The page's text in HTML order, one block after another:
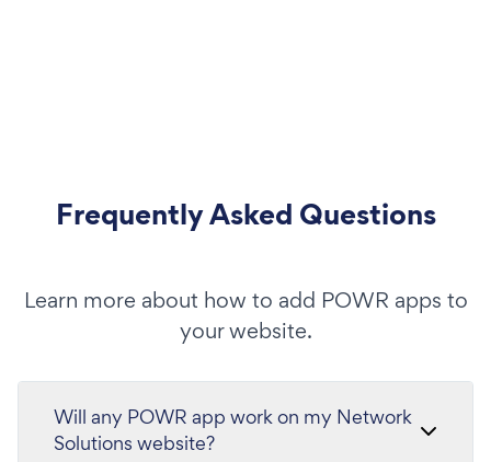
Frequently Asked Questions
Learn more about how to add POWR apps to
your website.
Will any POWR app work on my Network
Solutions website?